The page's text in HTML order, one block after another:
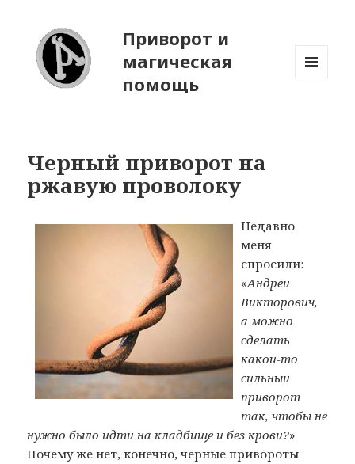
Приворот и
магическая
помощь
Черный приворот на
ржавую проволоку
Недавно
меня
спросили:
«Андрей
Викторович,
а можно
сделать
какой-то
сильный
приворот
так, чтобы не
нужно было идти на кладбище и без крови?»
Почему же нет, конечно, черные привороты